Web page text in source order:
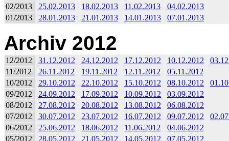
02/2013
25.02.2013 18.02.2013 11.02.2013
04.02.2013
01/2013
28.01.2013 21.01.2013 14.01.2013 07.01.2013
Archiv 2012
12/2012 31.12.2012 24.12.2012 17.12.2012 10.12.2012
11/2012
26.11.2012 19.11.2012 12.11.2012
05.11.2012
10/2012
29.10.2012 22.10.2012 15.10.2012 08.10.2012
09/2012
24.09.2012 17.09.2012 10.09.2012
03.09.2012
08/2012
27.08.2012 20.08.2012 13.08.2012
06.08.2012
07/2012
30.07.2012 23.07.2012 16.07.2012 09.07.2012
06/2012
25.06.2012 18.06.2012 11.06.2012
04.06.2012
05/2012
28.05.2012 21.05.2012 14.05.2012 07.05.2012